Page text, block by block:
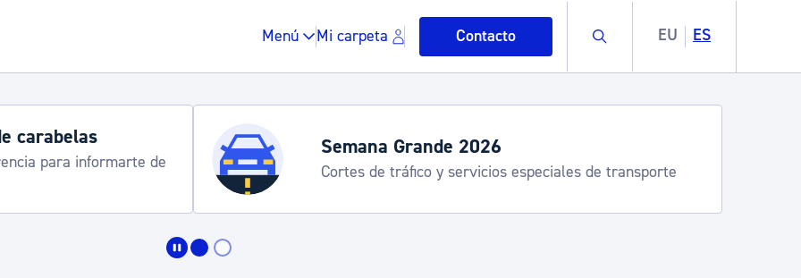
Menú Mi carpeta Contacto Buscar EU ES
carabelas
para informarte de
Semana Grande 2026
Cortes de tráfico y servicios especiales de transporte